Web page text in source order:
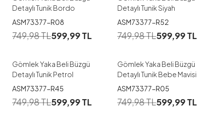
Detaylı Tunik Bordo
ASM73377-R08
749,98TL599,99TL
Detaylı Tunik Siyah
ASM73377-R52
749,98TL599,99TL
40 42 44
Gömlek Yaka Beli Büzgü
Detaylı Tunik Petrol
ASM73377-R45
749,98TL599,99TL
40 42
Gömlek Yaka Beli Büzgü
Detaylı Tunik Bebe Mavisi
ASM73377-R05
749,98TL599,99TL
38 40 42 44 38 40 42